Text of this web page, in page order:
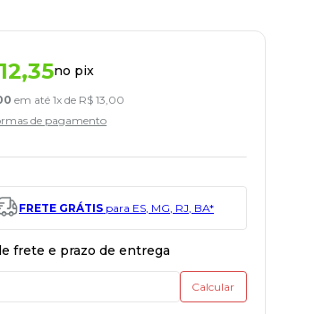
12,35no pix
em até1x de R$ 13 00
de pagamento
FRETE GRÁTIS para ES, MG, RJ, BA*